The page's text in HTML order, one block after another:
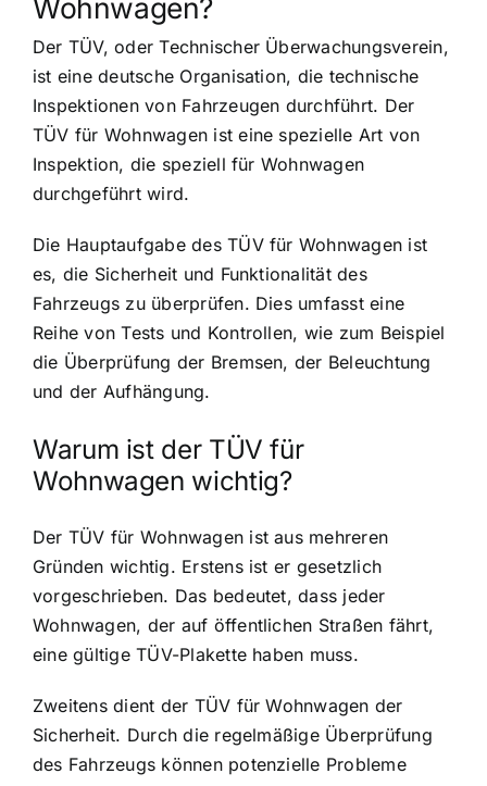
Wohnwagen?
Der TÜV, oder Technischer Überwachungsverein,
ist eine deutsche Organisation, die technische
Inspektionen von Fahrzeugen durchführt. Der
TÜV für Wohnwagen ist eine spezielle Art von
Inspektion, die speziell für Wohnwagen
durchgeführt wird.
Die Hauptaufgabe des TÜV für Wohnwagen ist
es, die Sicherheit und Funktionalität des
Fahrzeugs zu überprüfen. Dies umfasst eine
Reihe von Tests und Kontrollen, wie zum Beispiel
die Überprüfung der Bremsen, der Beleuchtung
und der Aufhängung.
Warum ist der TÜV für
Wohnwagen wichtig?
Der TÜV für Wohnwagen ist aus mehreren
Gründen wichtig. Erstens ist er gesetzlich
vorgeschrieben. Das bedeutet, dass jeder
Wohnwagen, der auf öffentlichen Straßen fährt,
eine gültige TÜV-Plakette haben muss.
Zweitens dient der TÜV für Wohnwagen der
Sicherheit. Durch die regelmäßige Überprüfung
des Fahrzeugs können potenzielle Probleme